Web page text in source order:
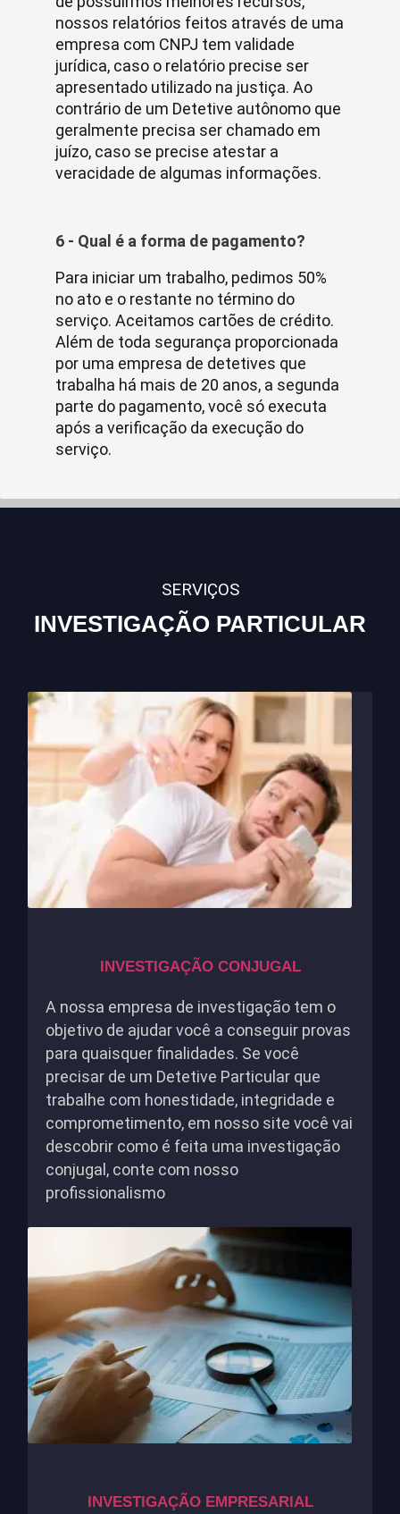
nossos relatórios feitos através de uma
empresa com CNPJ tem validade
jurídica, caso o relatório precise ser
apresentado utilizado na justiça. Ao
contrário de um Detetive autônomo que
geralmente precisa ser chamado em
juízo, caso se precise atestar a
veracidade de algumas informações.
6 - Qual é a forma de pagamento?
Para iniciar um trabalho, pedimos 50%
no ato e o restante no término do
serviço. Aceitamos cartões de crédito.
Além de toda segurança proporcionada
por uma empresa de detetives que
trabalha há mais de 20 anos, a segunda
parte do pagamento, você só executa
após a verificação da execução do
serviço.
SERVIÇOS
INVESTIGAÇÃO PARTICULAR
INVESTIGAÇÃO CONJUGAL
A nossa empresa de investigação tem o
objetivo de ajudar você a conseguir provas
para quaisquer finalidades. Se você
precisar de um Detetive Particular que
trabalhe com honestidade, integridade e
comprometimento, em nosso site você vai
descobrir como é feita uma investigação
conjugal, conte com nosso
profissionalismo
INVESTIGAÇÃO EMPRESARIAL